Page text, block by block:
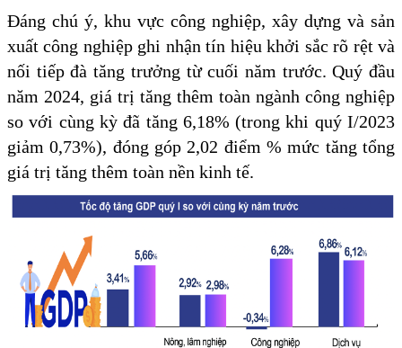
Đáng chú ý, khu vực công nghiệp, xây dựng và sản
xuất công nghiệp ghi nhận tín hiệu khởi sắc rõ rệt và
nối tiếp đà tăng trưởng từ cuối năm trước. Quý đầu
năm 2024, giá trị tăng thêm toàn ngành công nghiệp
so với cùng kỳ đã tăng 6,18% (trong khi quý I/2023
giảm 0,73%), đóng góp 2,02 điểm % mức tăng tổng
giá trị tăng thêm toàn nền kinh tế.